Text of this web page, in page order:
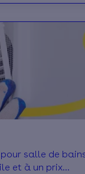
pour salle de
et à un prix